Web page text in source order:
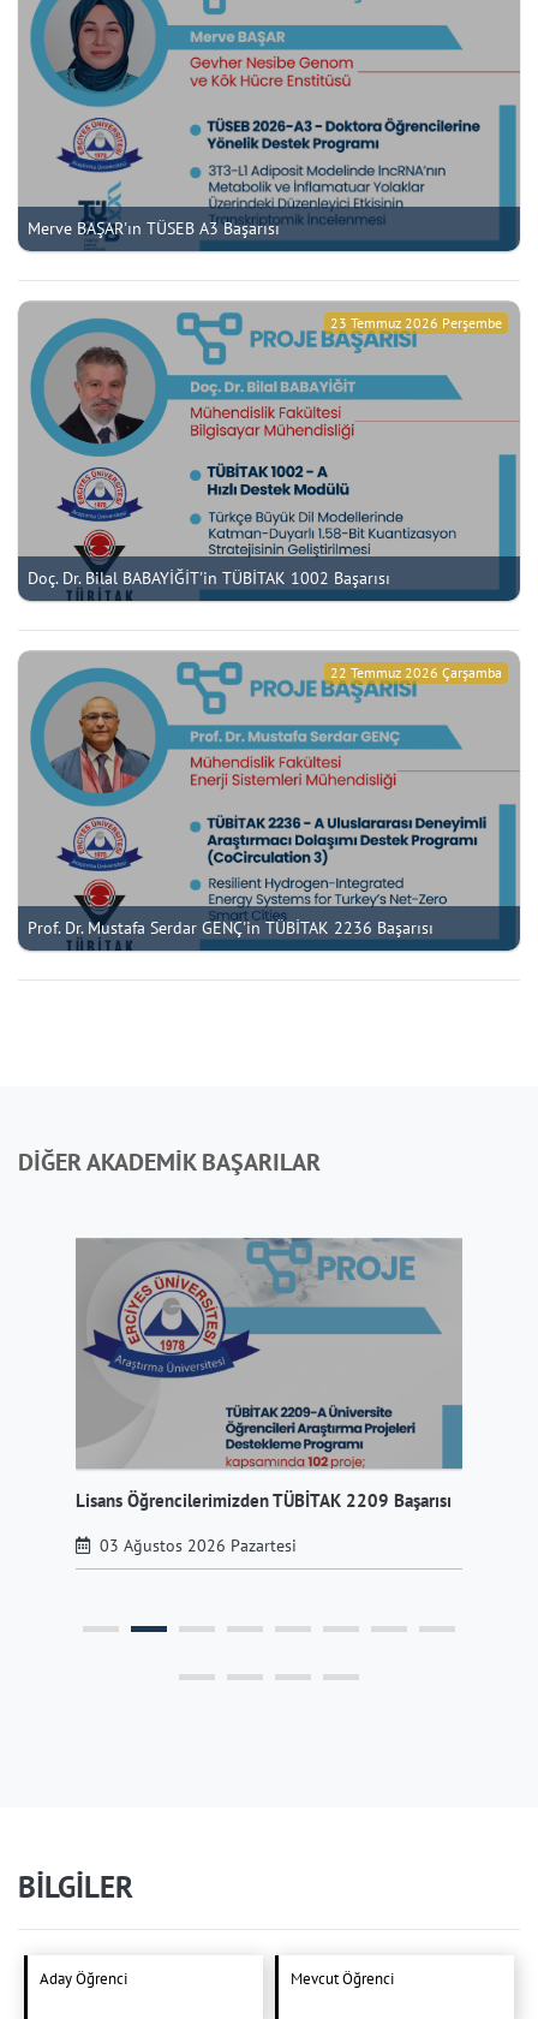
Merve BAŞAR'ın TÜSEB A3 Başarısı
Doç. Dr. Bilal BABAYİĞİT'in TÜBİTAK 1002 Başarısı
23 Temmuz 2026 Perşembe
Prof. Dr. Mustafa Serdar GENÇ'in TÜBİTAK 2236 Başarısı
22 Temmuz 2026 Çarşamba
DİĞER AKADEMİK BAŞARILAR
Lisans Öğrencilerimizden TÜBİTAK 2209 Başarısı
03 Ağustos 2026 Pazartesi
BİLGİLER
Aday Öğrenci Mevcut Öğrenci